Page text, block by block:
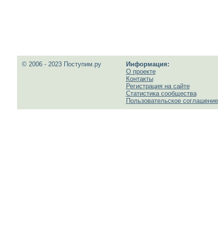
© 2006 - 2023 Поступим.ру
Информация:
О проекте
Контакты
Регистрация на сайте
Статистика сообщества
Пользовательское соглашение